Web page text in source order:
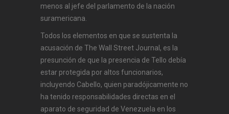
menos al jefe del parlamento de la nación
suramericana.
Todos los elementos en que se sustenta la
acusación de The Wall Street Journal, es la
presunción de que la presencia de Tello debía
estar protegida por altos funcionarios,
incluyendo Cabello, quien paradójicamente no
ha tenido responsabilidades directas en el
aparato de seguridad de Venezuela en los